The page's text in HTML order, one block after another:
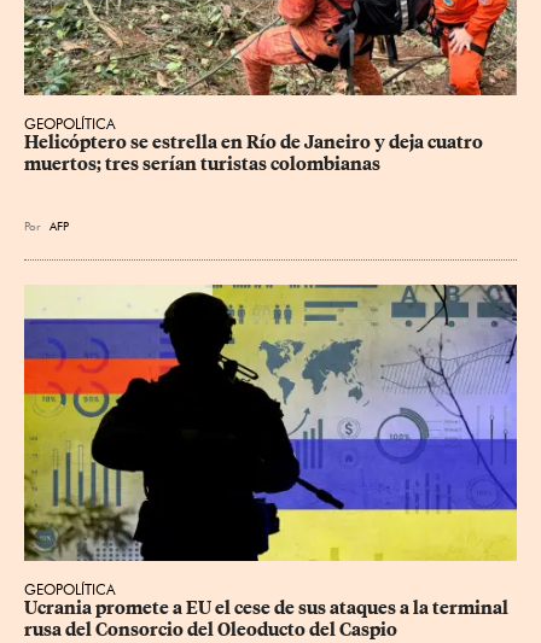
GEOPOLÍTICA
Helicóptero se estrella en Río de Janeiro y deja cuatro
muertos; tres serían turistas colombianas
Por AFP
GEOPOLÍTICA
Ucrania promete a EU el cese de sus ataques a la terminal
rusa del Consorcio del Oleoducto del Caspio